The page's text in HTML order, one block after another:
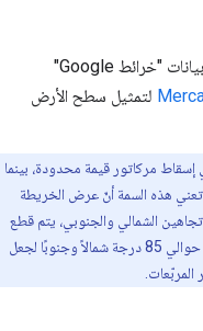
تستخدم حزمة تطوير البرامج بالاستناد إلى بيانات "خرائط Google"
لتمثيل سطح الأرض
مركاتور قيمة محدودة، بينما
السمة أنّ عرض الخريطة
الشمالي والجنوبي، يتم قطع
صور الخريطة الأساسية باستخدام إسقاط مركاتور عند حوالي 85 درجة شمالاً وجنوبًا لجعل